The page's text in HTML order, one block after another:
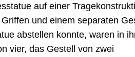
auf einer
und einem separaten
abstellen konnte, waren in
vier, das Gestell von zwei